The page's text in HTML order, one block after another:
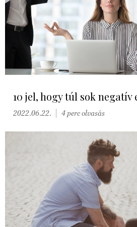
10 jel, hogy túl sok negatív
2022.06.22. 4 perc olvasás